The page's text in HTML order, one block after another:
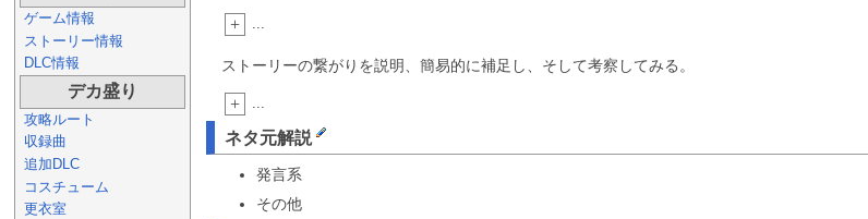
ゲーム情報
ストーリー情報
DLC情報
デカ盛り
攻略ルート
収録曲
追加DLC
コスチューム
更衣室
+ ...
ストーリーの繋がりを説明、簡易的に補足し、そして考察してみる。
+ ...
ネタ元解説
発言系
その他